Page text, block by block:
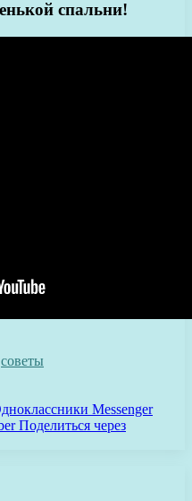
спальни!
советы
Messenger
Поделиться через